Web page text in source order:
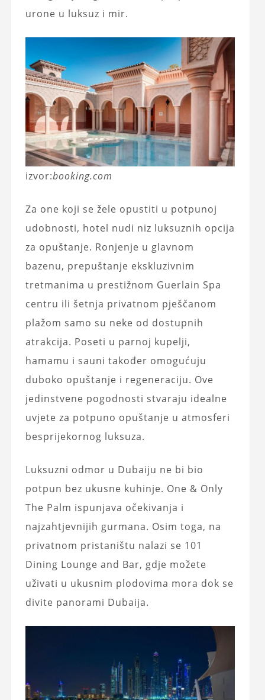
urone u luksuz i mir.
izvor:booking.com
Za one koji se žele opustiti u potpunoj
udobnosti, hotel nudi niz luksuznih opcija
za opuštanje. Ronjenje u glavnom
bazenu, prepuštanje ekskluzivnim
tretmanima u prestižnom Guerlain Spa
centru ili šetnja privatnom pješčanom
plažom samo su neke od dostupnih
atrakcija. Poseti u parnoj kupelji,
hamamu i sauni također omogućuju
duboko opuštanje i regeneraciju. Ove
jedinstvene pogodnosti stvaraju idealne
uvjete za potpuno opuštanje u atmosferi
besprijekornog luksuza.
Luksuzni odmor u Dubaiju ne bi bio
potpun bez ukusne kuhinje. One & Only
The Palm ispunjava očekivanja i
najzahtjevnijih gurmana. Osim toga, na
privatnom pristaništu nalazi se 101
Dining Lounge and Bar, gdje možete
uživati ​​u ukusnim plodovima mora dok se
divite panorami Dubaija.